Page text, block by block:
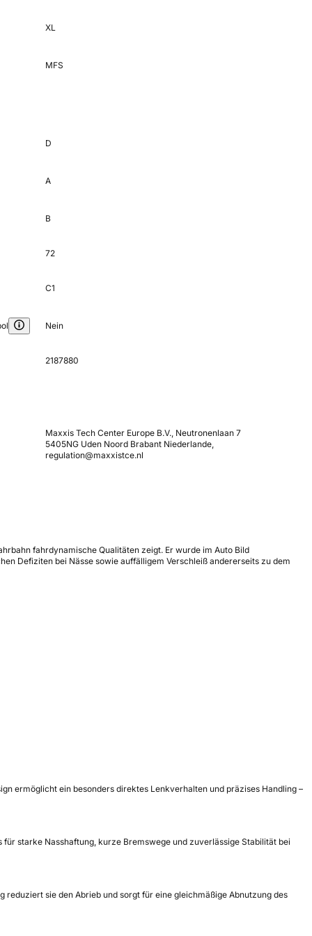
XL
MFS
D
A
B
72
C1
Nein
2187880
Maxxis Tech Center Europe B.V., Neutronenlaan 7
5405NG Uden Noord Brabant Niederlande,
regulation@maxxistce.nl
fahrdynamische Qualitäten zeigt. Er wurde im Auto Bild
Defiziten bei Nässe sowie auffälligem Verschleiß andererseits zu dem
ermöglicht ein besonders direktes Lenkverhalten und präzises Handling –
starke Nasshaftung, kurze Bremswege und zuverlässige Stabilität bei
sie den Abrieb und sorgt für eine gleichmäßige Abnutzung des